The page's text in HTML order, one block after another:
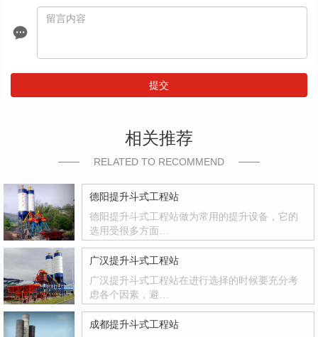
提交
相关推荐
RELATED TO RECOMMEND
德阳提升斗式工程站
德阳提升斗式工程站做为常用的提升设备，它的
选用受很多方面…
广汉提升斗式工程站
广汉提升斗式工程站在进行选择的时候要充分考
虑各个因素，避…
成都提升斗式工程站